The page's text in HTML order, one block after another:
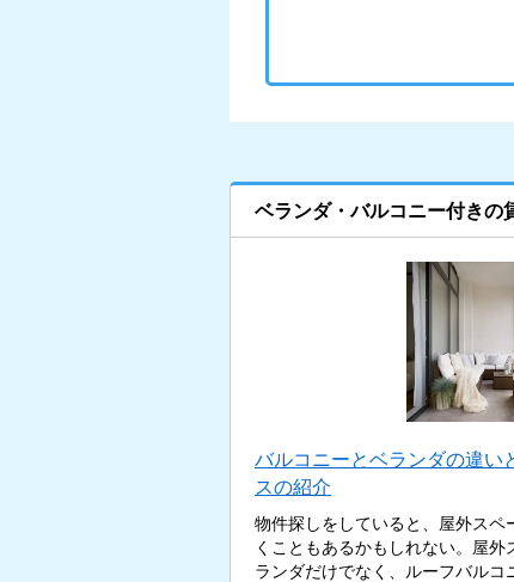
ベランダ・バルコニー付きの
バルコニーとベランダの違い
スの紹介
物件探しをしていると、屋外ス
くこともあるかもしれない。屋
ランダだけでなく、ルーフバル